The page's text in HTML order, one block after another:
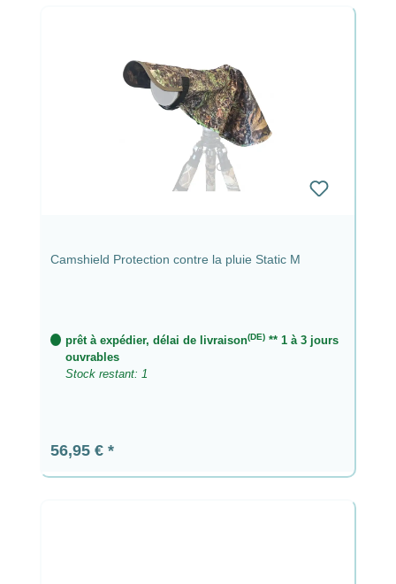
Camshield Protection contre la pluie Static M
prêt à expédier, délai de livraison(DE)** 1 à 3 jours
ouvrables
Stock restant: 1
Prix régulier :
56,95 €